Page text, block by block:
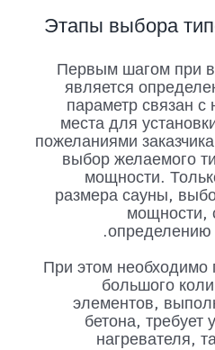
Этапы выбора
Первым шагом при
является
параметр связан
места для
пожеланиями
выбор желаемого
мощности.
размера сауны,
мощности,
определению
При этом необходимо
большого
элементов,
бетона, требует
нагревателя,